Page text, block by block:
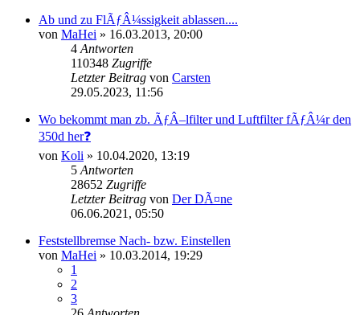
Ab und zu FlÃƒÂ¼ssigkeit ablassen....
von MaHei » 16.03.2013, 20:00
4 Antworten
110348 Zugriffe
Letzter Beitrag von Carsten
29.05.2023, 11:56
Wo bekommt man zb. ÃƒÂ–lfilter und Luftfilter fÃƒÂ¼r den
350d her❓
von Koli » 10.04.2020, 13:19
5 Antworten
28652 Zugriffe
Letzter Beitrag von Der DÃ¤ne
06.06.2021, 05:50
Feststellbremse Nach- bzw. Einstellen
von MaHei » 10.03.2014, 19:29
1
2
3